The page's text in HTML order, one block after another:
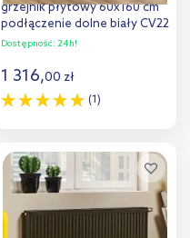
grzejnik płytowy 60x160 cm
podłączenie dolne biały CV22
600x1600
Dostępność: 24h!
1 316,00 zł
(1)
Dodaj do